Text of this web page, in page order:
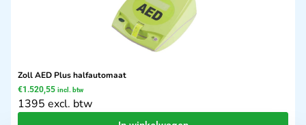
Zoll AED Plus halfautomaat
€1.520,55 incl. btw
1395 excl. btw